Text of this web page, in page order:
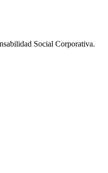
Social Corporativa.